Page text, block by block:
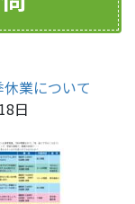
業について
日